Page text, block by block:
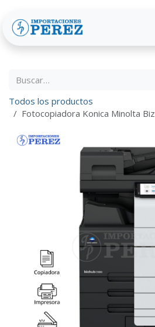
Todos los productos
Fotocopiadora Konica Minolta